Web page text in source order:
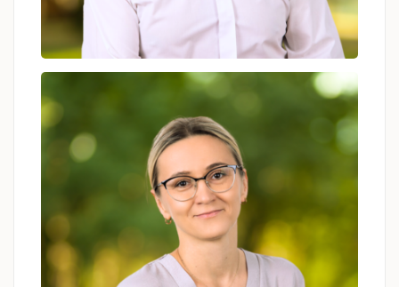
Andrzej Mzyk (Zabrze)
psychoterapeuta, terapeuta
uzależnień, doktor nauk społecznych